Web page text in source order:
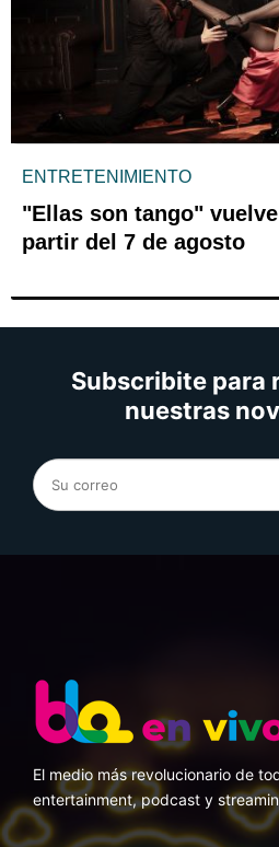
ENTRETENIMIENTO
"Ellas son tango"
partir del 7 de agosto
Subscribite para
nuestras
El medio más revolucionario de
entertainment, podcast y